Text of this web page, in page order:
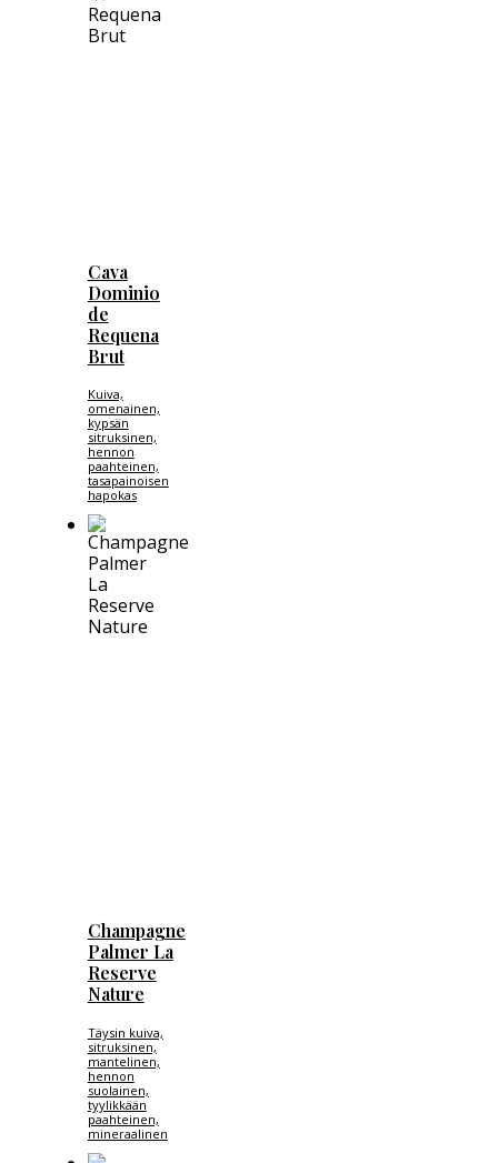
Cava
Dominio
de
Requena
Brut
Kuiva,
omenainen,
kypsän
sitruksinen,
hennon
paahteinen,
tasapainoisen
hapokas
Champagne
Palmer La
Reserve
Nature
Täysin kuiva,
sitruksinen,
mantelinen,
hennon
suolainen,
tyylikkään
paahteinen,
mineraalinen